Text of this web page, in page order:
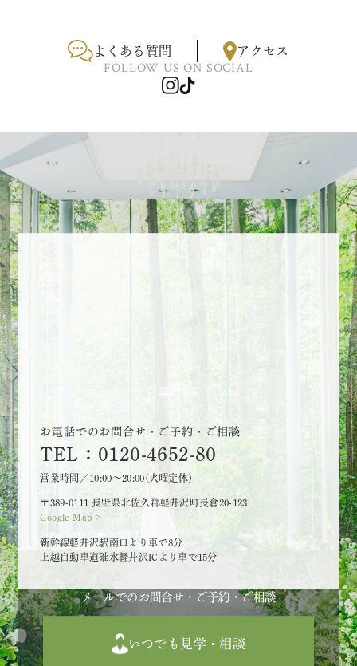
よくある質問 アクセス
FOLLOW US ON SOCIAL
お電話でのお問合せ・ご予約・ご相談
TEL：0120-4652-80
営業時間／10:00～20:00(火曜定休)
〒389-0111 長野県北佐久郡軽井沢町長倉20-123
Google Map >
新幹線軽井沢駅南口より車で8分
上越自動車道碓氷軽井沢ICより車で15分
メールでのお問合せ・ご予約・ご相談
いつでも見学・相談